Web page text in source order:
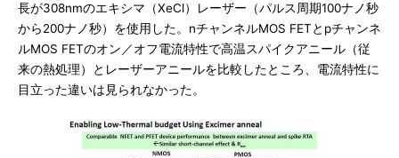
長が308nmのエキシマ（XeCl）レーザー（パルス周期100ナノ秒
から200ナノ秒）を使用した。nチャンネルMOS FETとpチャンネ
ルMOS FETのオン／オフ電流特性で高温スパイクアニール（従
来の熱処理）とレーザーアニールを比較したところ、電流特性に
目立った違いは見られなかった。